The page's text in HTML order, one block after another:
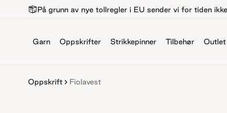
På grunn av nye tollregler i EU sender vi for tiden
Garn Oppskrifter Strikkepinner Tilbehør Outlet
Oppskrift Fiolavest